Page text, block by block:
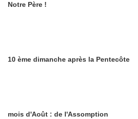
Notre Père !
10 ème dimanche après la Pentecôte
mois d'Août : de l'Assomption